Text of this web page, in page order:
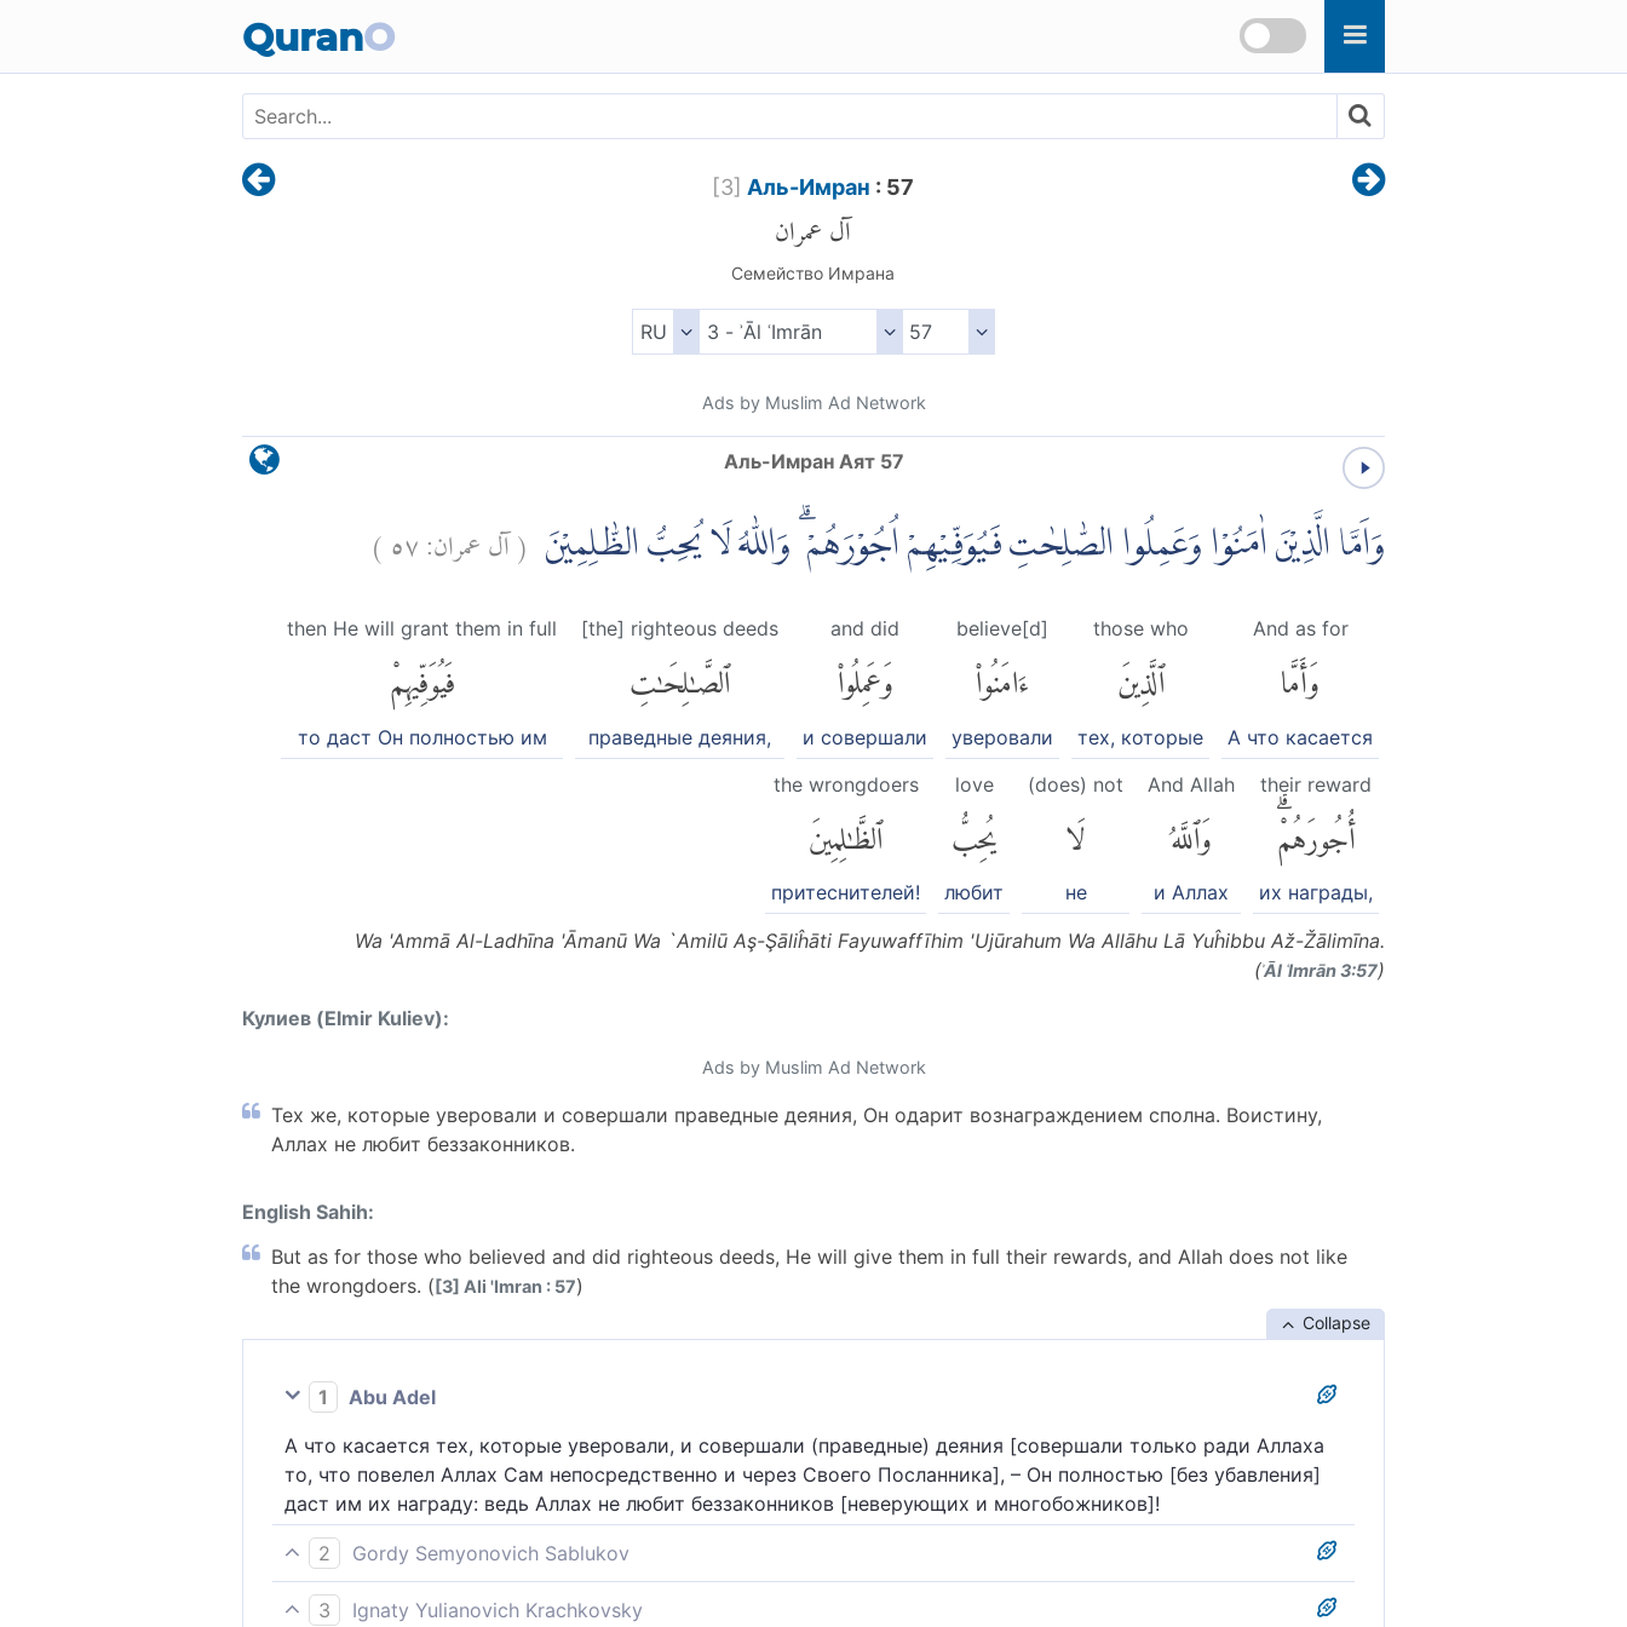
QuranO
[3] Аль-Имран : 57
آل عمران
Семейство Имрана
Ads by Muslim Ad Network
Аль-Имран Аят 57
وَاَمَّا الَّذِيْنَ اٰمَنُوْا وَعَمِلُوا الصّٰلِحٰتِ فَيُوَفِّيْهِمْ اُجُوْرَهُمْ ۗ وَاللّٰهُ لَا يُحِبُّ الظّٰلِمِيْنَ (آل عمران:٥٧)
And as for
وَأَمَّا
А что касается
those who
ٱلَّذِينَ
тех, которые
believe[d]
ءَامَنُوا۟
уверовали
and did
وَعَمِلُوا۟
и совершали
[the] righteous deeds
ٱلصَّٰلِحَٰتِ
праведные деяния,
then He will grant them in full
فَيُوَفِّيهِمْ
то даст Он полностью им
their reward
أُجُورَهُمْۗ
их награды,
And Allah
وَٱللَّهُ
и Аллах
(does) not
لَا
не
love
يُحِبُّ
любит
the wrongdoers
ٱلظَّٰلِمِينَ
притеснителей!
Wa 'Ammā Al-Ladhīna 'Āmanū Wa `Amilū Aş-Şāliĥāti Fayuwaffīhim 'Ujūrahum Wa Allāhu Lā Yuĥibbu Až-Žālimīna.
(ʾĀl ʿImrān 3:57)
Кулиев (Elmir Kuliev):
Ads by Muslim Ad Network
Тех же, которые уверовали и совершали праведные деяния, Он одарит вознаграждением сполна. Воистину,
Аллах не любит беззаконников.
English Sahih:
But as for those who believed and did righteous deeds, He will give them in full their rewards, and Allah does not like
the wrongdoers. ([3] Ali 'Imran : 57)
Collapse
1
Abu Adel
А что касается тех, которые уверовали, и совершали (праведные) деяния [совершали только ради Аллаха
то, что повелел Аллах Сам непосредственно и через Своего Посланника], – Он полностью [без убавления]
даст им их награду: ведь Аллах не любит беззаконников [неверующих и многобожников]!
2
Gordy Semyonovich Sablukov
Уверовавшим же и делающим доброе - им Он верно воздаст награды их: Бог не любит беззаконных.
3
Ignaty Yulianovich Krachkovsky